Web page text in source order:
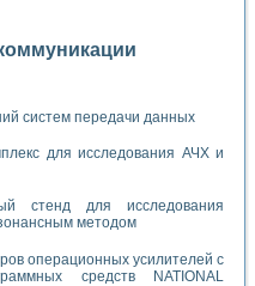
систем передачи данных
для исследования АЧХ и
стенд для исследования
методом
операционных усилителей с
средств NATIONAL